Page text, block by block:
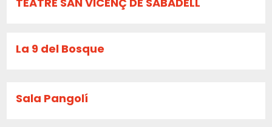
La 9 del Bosque
Sala Pangolí